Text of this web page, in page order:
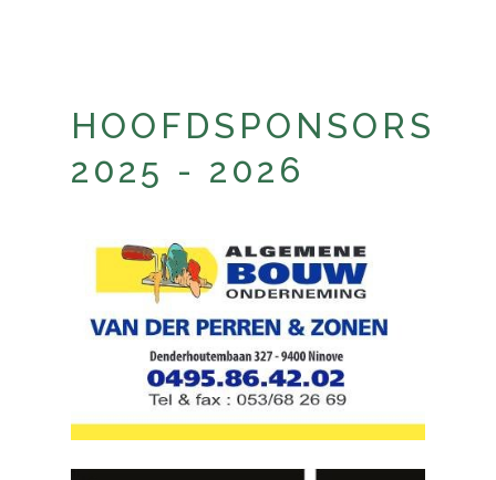
HOOFDSPONSORS
2025 - 2026